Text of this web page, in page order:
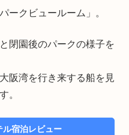
ークビュールーム」。
閉園後のパークの様子を
阪湾を行き来する船を見
。
ル宿泊レビュー